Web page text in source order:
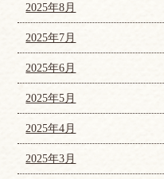
2025年8月
2025年7月
2025年6月
2025年5月
2025年4月
2025年3月